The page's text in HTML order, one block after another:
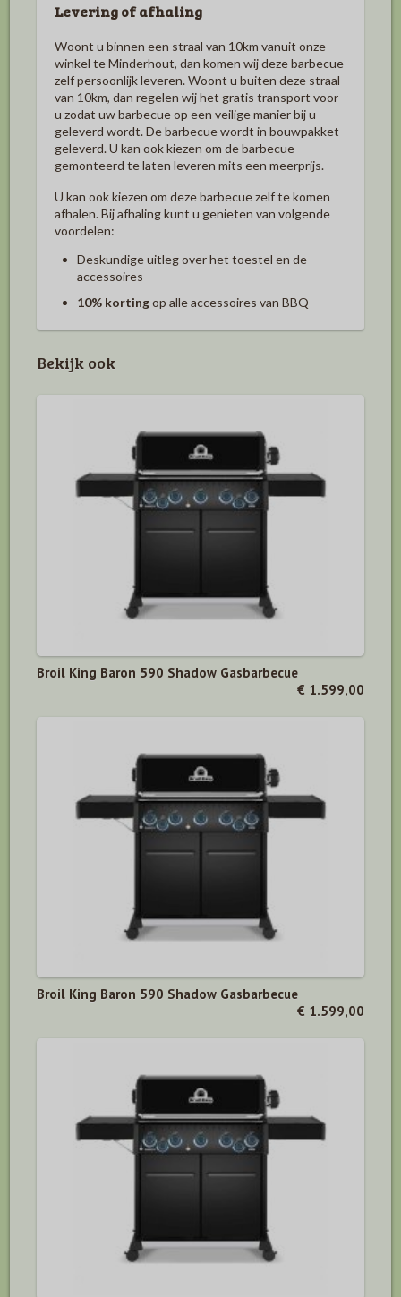
Levering of afhaling
Woont u binnen een straal van 10km vanuit onze
winkel te Minderhout, dan komen wij deze barbecue
zelf persoonlijk leveren. Woont u buiten deze straal
van 10km, dan regelen wij het gratis transport voor
u zodat uw barbecue op een veilige manier bij u
geleverd wordt. De barbecue wordt in bouwpakket
geleverd. U kan ook kiezen om de barbecue
gemonteerd te laten leveren mits een meerprijs.
U kan ook kiezen om deze barbecue zelf te komen
afhalen. Bij afhaling kunt u genieten van volgende
voordelen:
Deskundige uitleg over het toestel en de
accessoires
10% kortingop alle accessoires van BBQ
Bekijk ook
Broil King Baron 590 Shadow Gasbarbecue
€ 1.599,00
Broil King Baron 590 Shadow Gasbarbecue
€ 1.599,00